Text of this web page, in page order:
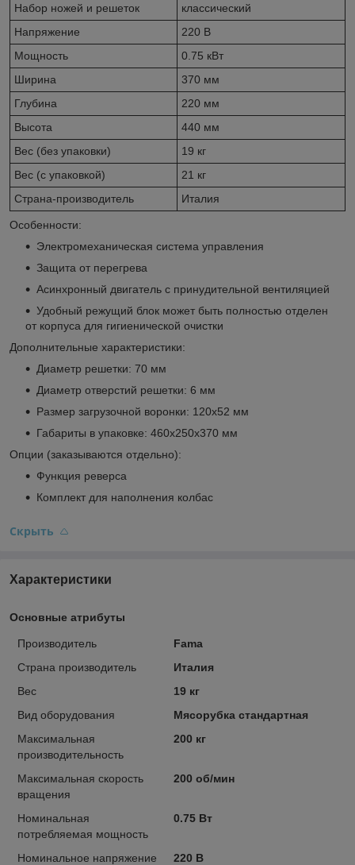
Набор ножей и решеток
классический
Напряжение
220 В
Мощность
0.75 кВт
Ширина
370 мм
Глубина
220 мм
Высота
440 мм
Вес (без упаковки)
19 кг
Вес (с упаковкой)
21 кг
Страна-производитель
Италия
Особенности:
Электромеханическая система управления
Защита от перегрева
Асинхронный двигатель с принудительной вентиляцией
Удобный режущий блок может быть полностью отделен
от корпуса для гигиенической очистки
Дополнительные характеристики:
Диаметр решетки: 70 мм
Диаметр отверстий решетки: 6 мм
Размер загрузочной воронки: 120x52 мм
Габариты в упаковке: 460х250х370 мм
Опции (заказываются отдельно):
Функция реверса
Комплект для наполнения колбас
Скрыть
Характеристики
Основные атрибуты
Производитель
Fama
Страна производитель
Италия
Вес
19 кг
Вид оборудования
Мясорубка стандартная
Максимальная
производительность
200 кг
Максимальная скорость
вращения
200 об/мин
Номинальная
потребляемая мощность
0.75 Вт
Номинальное напряжение 220 В